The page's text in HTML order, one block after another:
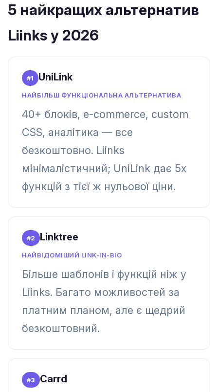
5 найкращих альтернатив
Liinks у 2026
#1 UniLink
НАЙБІЛЬШ ФУНКЦІОНАЛЬНА АЛЬТЕРНАТИВА
40+ блоків, e-commerce, custom
CSS, аналітика — все
безкоштовно. Liinks
мінімалістичний; UniLink дає 5x
функцій з тієї ж нульової ціни.
#2 Linktree
НАЙВІДОМІШИЙ LINK-IN-BIO
Більше шаблонів і функцій ніж у
Liinks. Багато можливостей за
платним планом, але є щедрий
безкоштовний.
#3 Carrd